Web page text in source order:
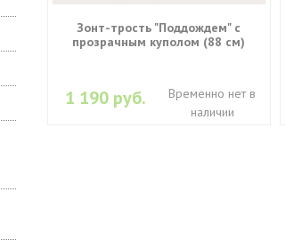
Зонт-трость "Поддождем" с
прозрачным куполом (88 см)
1 190 руб.
Временно нет в
наличии